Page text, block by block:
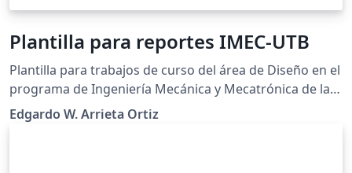
Plantilla para reportes IMEC-UTB
Plantilla para trabajos de curso del área de Diseño en el
programa de Ingeniería Mecánica y Mecatrónica de la
Facultad de Ingeneiría de la la Universidad Tecnológica
de Bolívar.
Edgardo W. Arrieta Ortiz